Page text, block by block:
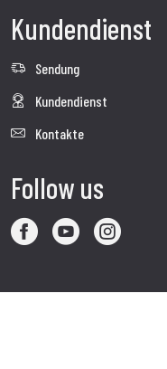
Kundendienst
Sendung
Kundendienst
Kontakte
Follow us